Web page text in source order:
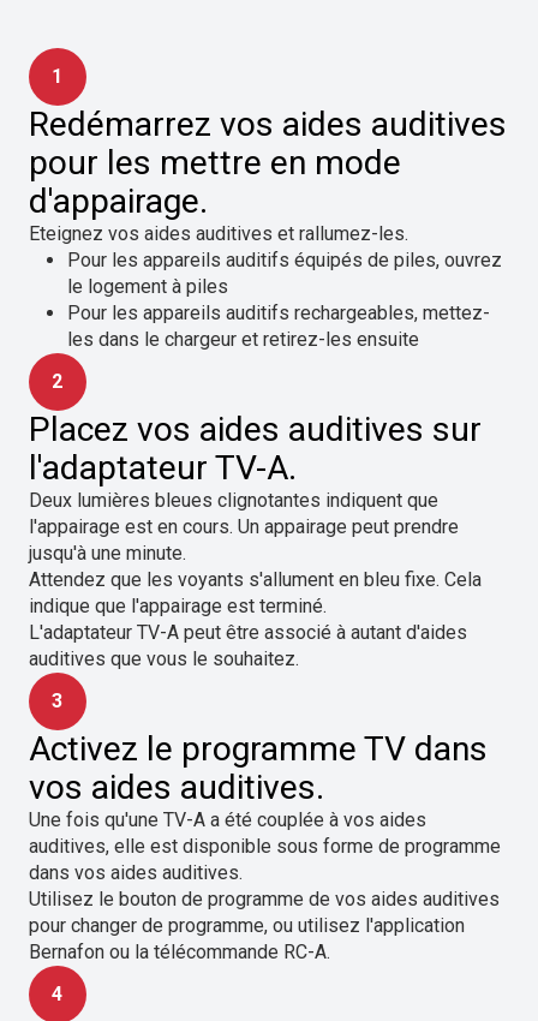
1
Redémarrez vos aides auditives
pour les mettre en mode
d'appairage.
Eteignez vos aides auditives et rallumez-les.
Pour les appareils auditifs équipés de piles, ouvrez
le logement à piles
Pour les appareils auditifs rechargeables, mettez-
les dans le chargeur et retirez-les ensuite
2
Placez vos aides auditives sur
l'adaptateur TV-A.
Deux lumières bleues clignotantes indiquent que
l'appairage est en cours. Un appairage peut prendre
jusqu'à une minute.
Attendez que les voyants s'allument en bleu fixe. Cela
indique que l'appairage est terminé.
L'adaptateur TV-A peut être associé à autant d'aides
auditives que vous le souhaitez.
3
Activez le programme TV dans
vos aides auditives.
Une fois qu'une TV-A a été couplée à vos aides
auditives, elle est disponible sous forme de programme
dans vos aides auditives.
Utilisez le bouton de programme de vos aides auditives
pour changer de programme, ou utilisez l'application
Bernafon ou la télécommande RC-A.
4